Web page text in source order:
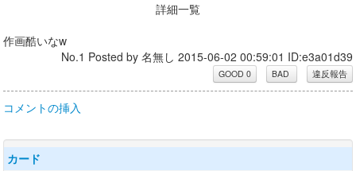
詳細一覧
作画酷いなw
No.1 Posted by 名無し 2015-06-02 00:59:01 ID:e3a01d39
コメントの挿入
カード